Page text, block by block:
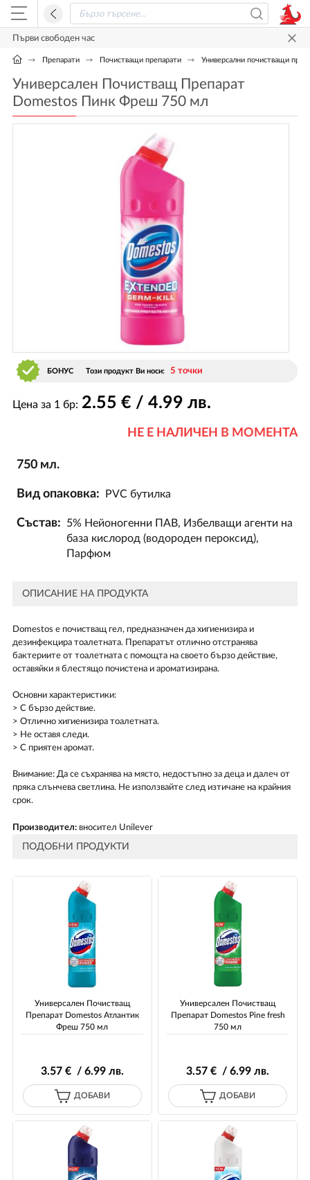
Първи свободен час
Препарати Почистващи препарати Универсални почистващи
Универсален Почистващ Препарат
Domestos Пинк Фреш 750 мл
БОНУС Този продукт Ви носи: 5 точки
Цена за 1 бр: 2.55 € / 4.99 лв.
НЕ Е НАЛИЧЕН В МОМЕНТА
750 мл.
Вид опаковка: PVC бутилка
Състав:
5% Нейоногенни ПАВ, Избелващи агенти на
база кислород (водороден пероксид),
Парфюм
ОПИСАНИЕ НА ПРОДУКТА
Domestos е почистващ гел, предназначен да хигиенизира и
дезинфекцира тоалетната. Препаратът отлично отстранява
бактериите от тоалетната с помощта на своето бързо действие,
оставяйки я блестящо почистена и ароматизирана.
Основни характеристики:
> С бързо действие.
> Отлично хигиенизира тоалетната.
> Не оставя следи.
> С приятен аромат.
Внимание: Да се съхранява на място, недостъпно за деца и далеч от
пряка слънчева светлина. Не използвайте след изтичане на крайния
срок.
Производител:вносител Unilever
ПОДОБНИ ПРОДУКТИ
Универсален Почистващ
Препарат Domestos Атлантик
Фреш 750 мл
3.57€ / 6.99лв.
ДОБАВИ
Универсален Почистващ
Препарат Domestos Pine fresh
750 мл
3.57 € / 6.99 лв.
ДОБАВИ